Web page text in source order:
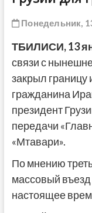
Понедельник,
ТБИЛИСИ,13
связи с
закрыл границу
гражданина
президент
передачи
«Мтавари».
По мнению
массовый
настоящее